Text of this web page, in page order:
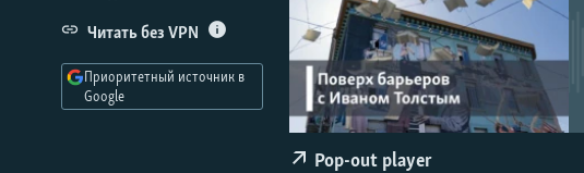
Вернутся
КАВКАЗ.РЕАЛИИ
СЕВЕР.РЕАЛИИ
СИБИРЬ.РЕАЛИИ
Pop-out player
Читать без VPN
Приоритетный источник в
Google